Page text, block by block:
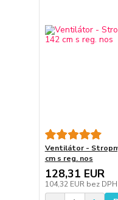
Ventilátor -
cm s reg. nos
128,31 EUR
104,32 EUR bez DPH